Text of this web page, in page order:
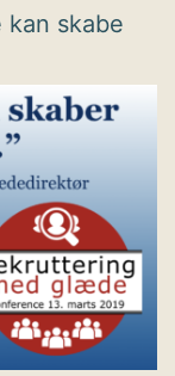
kan skabe